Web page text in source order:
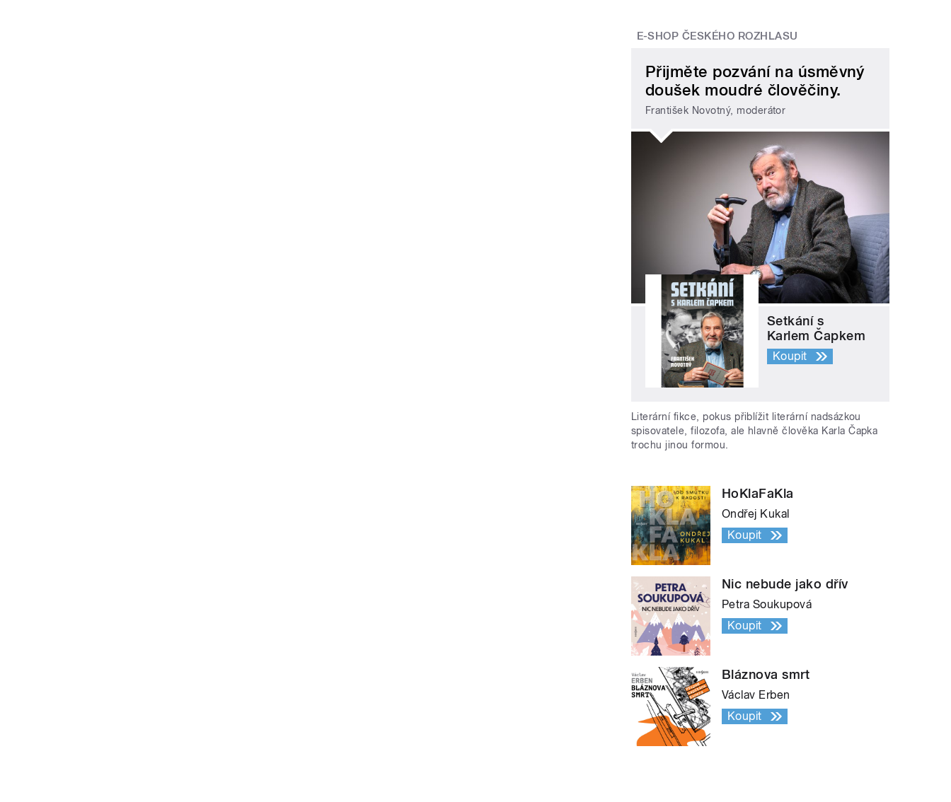
E-SHOP ČESKÉHO ROZHLASU
Přijměte pozvání na úsměvný
doušek moudré člověčiny.
František Novotný, moderátor
Setkání s
Karlem Čapkem
Koupit
Literární fikce, pokus přiblížit literární nadsázkou
spisovatele, filozofa, ale hlavně člověka Karla Čapka
trochu jinou formou.
HoKlaFaKla
Ondřej Kukal
Koupit
Nic nebude jako dřív
Petra Soukupová
Koupit
Bláznova smrt
Václav Erben
Koupit